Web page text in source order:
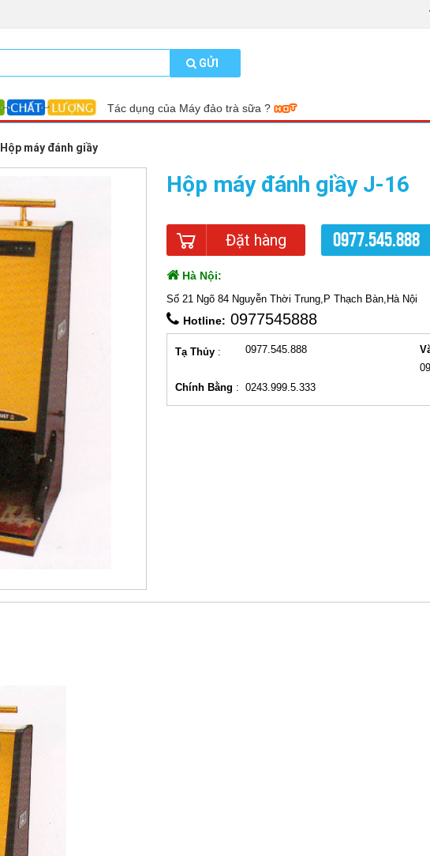
GỬI
CHỈ CẦN BỎ RA CHƯA TỚI 4 TRIỆU ĐỒNG ĐỂ MUA MỘT
Hộp máy đánh giầy
Hộp máy đánh giầy J-16
Đặt hàng 0977.545.888
Hà Nội:
Số 21 Ngõ 84 Nguyễn Thời Trung,P Thạch Bàn,Hà Nội
Hotline: 0977545888
Tạ Thủy : 0977.545.888
Chính Bằng : 0243.999.5.333